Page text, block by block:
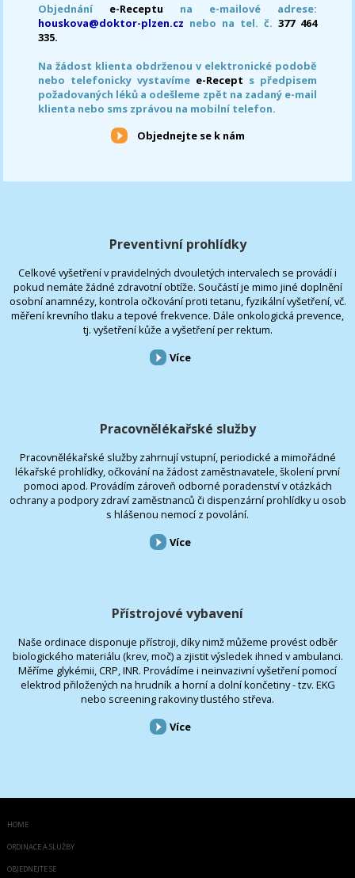
Objednání e-Receptu na e-mailové adrese:
houskova@doktor-plzen.cz nebo na tel. č. 377 464
335.
Na žádost klienta obdrženou v elektronické podobě
nebo telefonicky vystavíme e-Recept s předpisem
požadovaných léků a odešleme zpět na zadaný e-mail
klienta nebo sms zprávou na mobilní telefon.
Objednejte se k nám
Preventivní prohlídky
Celkové vyšetření v pravidelných dvouletých intervalech se provádí i
pokud nemáte žádné zdravotní obtíže. Součástí je mimo jiné doplnění
osobní anamnézy, kontrola očkování proti tetanu, fyzikální vyšetření, vč.
měření krevního tlaku a tepové frekvence. Dále onkologická prevence,
tj. vyšetření kůže a vyšetření per rektum.
Více
Pracovnělékařské služby
Pracovnělékařské služby zahrnují vstupní, periodické a mimořádné
lékařské prohlídky, očkování na žádost zaměstnavatele, školení první
pomoci apod. Provádím zároveň odborné poradenství v otázkách
ochrany a podpory zdraví zaměstnanců či dispenzární prohlídky u osob
s hlášenou nemocí z povolání.
Více
Přístrojové vybavení
Naše ordinace disponuje přístroji, díky nimž můžeme provést odběr
biologického materiálu (krev, moč) a zjistit výsledek ihned v ambulanci.
Měříme glykémii, CRP, INR. Provádíme i neinvazivní vyšetření pomocí
elektrod přiložených na hrudník a horní a dolní končetiny - tzv. EKG
nebo screening rakoviny tlustého střeva.
Více
HOME
ORDINACE A SLUŽBY
OBJEDNEJTE SE